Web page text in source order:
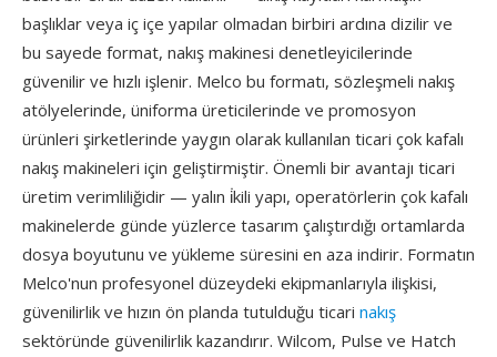
başlıklar veya iç içe yapılar olmadan birbiri ardına dizilir ve
bu sayede format, nakış makinesi denetleyicilerinde
güvenilir ve hızlı işlenir. Melco bu formatı, sözleşmeli nakış
atölyelerinde, üniforma üreticilerinde ve promosyon
ürünleri şirketlerinde yaygın olarak kullanılan ticari çok kafalı
nakış makineleri için geliştirmiştir. Önemli bir avantajı ticari
üretim verimliliğidir — yalın i̇kili yapı, operatörlerin çok kafalı
makinelerde günde yüzlerce tasarım çalıştırdığı ortamlarda
dosya boyutunu ve yükleme süresini en aza indirir. Formatın
Melco'nun profesyonel düzeydeki ekipmanlarıyla ilişkisi,
güvenilirlik ve hızın ön planda tutulduğu ticari nakış
sektöründe güvenilirlik kazandırır. Wilcom, Pulse ve Hatch